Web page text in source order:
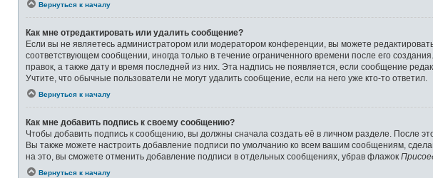
Вернуться к началу
Как мне отредактировать или удалить сообщение?
Если вы не являетесь администратором или модератором конференции, вы можете
соответствующем сообщении, иногда только в течение ограниченного времени после его
правок, а также дату и время последней из них. Эта надпись не появляется, если сообщение
Учтите, что обычные пользователи не могут удалить сообщение, если на него уже кто-то ответил.
Вернуться к началу
Как мне добавить подпись к своему сообщению?
Чтобы добавить подпись к сообщению, вы должны сначала создать её в личном разделе. После
Вы также можете настроить добавление подписи по умолчанию ко всем вашим сообщениям,
на это, вы сможете отменить добавление подписи в отдельных сообщениях, убрав флажок
Вернуться к началу